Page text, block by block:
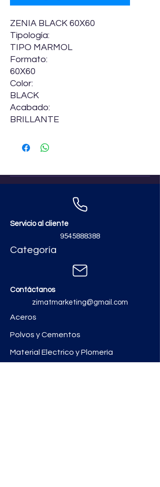
ZENIA BLACK 60X60
Tipología:
TIPO MARMOL
Formato:
60X60
Color:
BLACK
Acabado:
BRILLANTE
Servicio al cliente
9545888388
Categoría
Contáctanos
zimatmarketing@gmail.com
Aceros
Polvos y Cementos
Material Electrico y Plomería
Ferretería